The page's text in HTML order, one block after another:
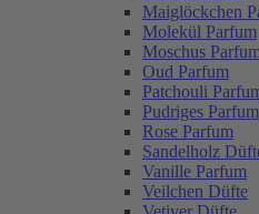
Maiglöckchen
Molekül Parfum
Moschus Parfum
Oud Parfum
Patchouli
Pudriges Parfum
Rose Parfum
Sandelholz
Vanille Parfum
Veilchen Düfte